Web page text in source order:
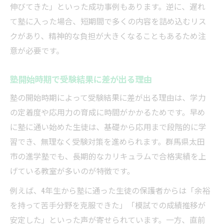
伸びてきた」といった成功事例もあります。逆に、遅れ
て塾に入った場合、短期間で多くの内容を詰め込むリス
クがあり、精神的な負担が大きくなることもあるため注
意が必要です。
塾開始時期で受験結果に差が出る理由
塾の開始時期によって受験結果に差が出る理由は、学力
の定着度や応用力の育成に時間がかかるためです。早め
に塾に通い始めた生徒は、基礎から応用まで段階的に学
習でき、無理なく受験対策を進められます。群馬県太田
市の進学塾でも、長期的なカリキュラムで合格実績を上
げている教室が多いのが特徴です。
例えば、4年生から塾に通った生徒の保護者からは「余裕
を持って苦手分野を克服できた」「模試での成績推移が
安定した」といった声が寄せられています。一方、直前